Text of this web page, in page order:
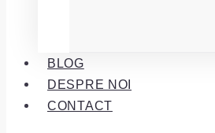
BLOG
DESPRE NOI
CONTACT